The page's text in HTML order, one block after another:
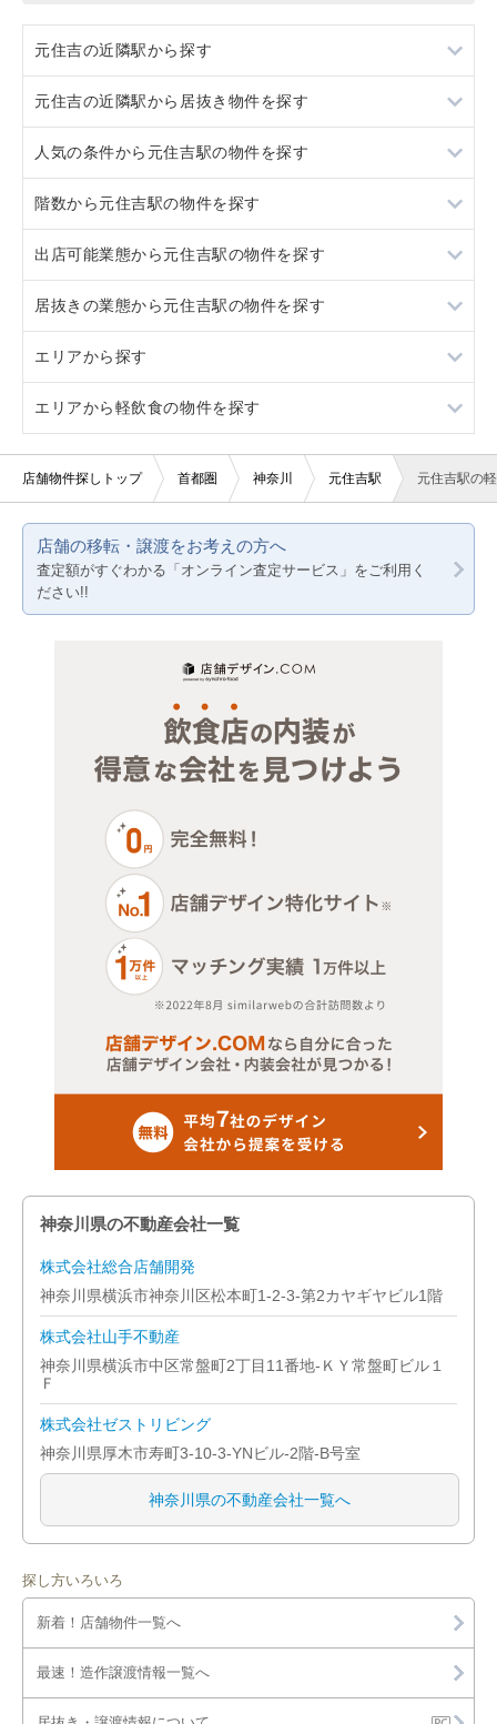
元住吉の近隣駅から探す
日吉
武蔵小杉
綱島
新丸子
元住吉の近隣駅から居抜き物件を探す
日吉
武蔵小杉
綱島
新丸子
人気の条件から元住吉駅の物件を探す
居抜き
スケルトン
ロードサイド物件
看板取り付け可
10坪以下
20坪以下
階数から元住吉駅の物件を探す
1階
出店可能業態から元住吉駅の物件を探す
重飲食
軽飲食
バー・クラブ
美容室・理容室
医療・歯科・クリニック
物販・小売
ジム・教室・スタジオ
その他サービス・その他
居抜きの業態から元住吉駅の物件を探す
中華
焼肉
鉄板焼き・お好み焼
洋食
エリアから探す
東京23区
東京都下
千葉
埼玉
エリアから軽飲食の物件を探す
東京23区
神奈川
千葉
店舗物件探しトップ 首都圏 神奈川 元住吉駅 元住吉駅の
店舗の移転・譲渡をお考えの方へ
査定額がすぐわかる「オンライン査定サービス」をご利用く
ださい!!
神奈川県の不動産会社一覧
株式会社総合店舗開発
神奈川県横浜市神奈川区松本町1-2-3-第2カヤギヤビル1階
株式会社山手不動産
神奈川県横浜市中区常盤町2丁目11番地-ＫＹ常盤町ビル１
Ｆ
株式会社ゼストリビング
神奈川県厚木市寿町3-10-3-YNビル-2階-B号室
神奈川県の不動産会社一覧へ
探し方いろいろ
新着！店舗物件一覧へ
最速！造作譲渡情報一覧へ